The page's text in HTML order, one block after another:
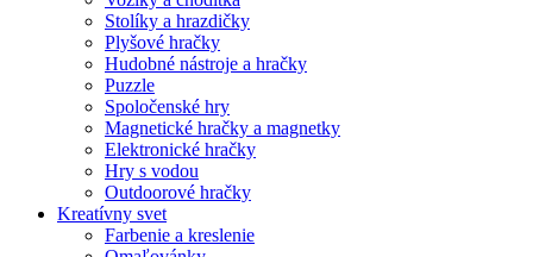
Stolíky a hrazdičky
Plyšové hračky
Hudobné nástroje a hračky
Puzzle
Spoločenské hry
Magnetické hračky a magnetky
Elektronické hračky
Hry s vodou
Outdoorové hračky
Kreatívny svet
Farbenie a kreslenie